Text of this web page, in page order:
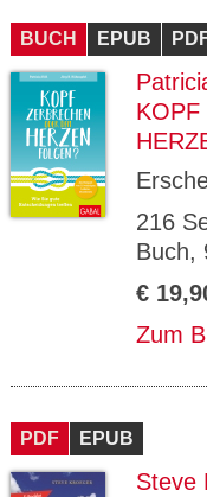
BUCH EPUB
KOPF
216
Buch,
€
Zum
PDF EPUB
Steve
ESSION
_ID
verlag.
de
GV_CO
OKIES
gabal-
de